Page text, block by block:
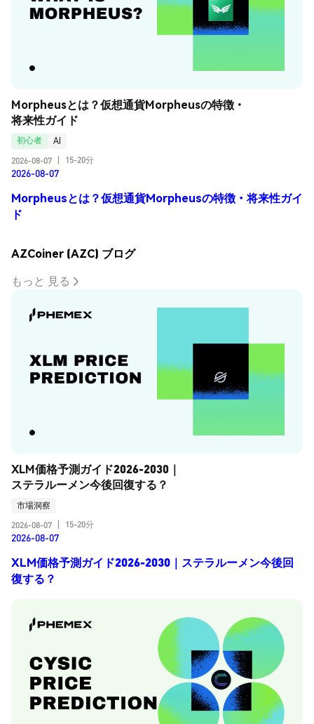
Morpheusとは？仮想通貨Morpheusの特徴・
将来性ガイド
初心者
AI
2026-08-07
15-20分
2026-08-07
Morpheusとは？仮想通貨Morpheusの特徴・将来性ガイ
ド
AZCoiner (AZC) ブログ
もっと 見る
XLM価格予測ガイド2026-2030｜
ステラルーメン今後回復する？
市場洞察
2026-08-07
15-20分
2026-08-07
XLM価格予測ガイド2026-2030｜ステラルーメン今後回
復する？